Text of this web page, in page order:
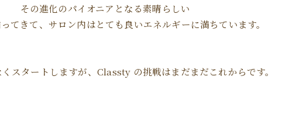
その進化のパイオニアとなる素晴らしい
てきて、サロン内はとても良いエネルギーに満ちています。
スタートしますが、Classty の挑戦はまだまだこれからです。